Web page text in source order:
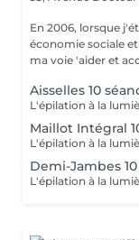
En 2006, lorsque
économie sociale
ma voie 'aider et
Aisselles 10
Maillot Intégral
Demi-Jambes